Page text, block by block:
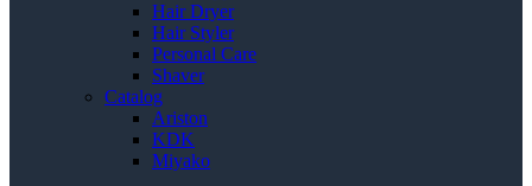
Hair Dryer
Hair Styler
Personal Care
Shaver
Catalog
Ariston
KDK
Miyako